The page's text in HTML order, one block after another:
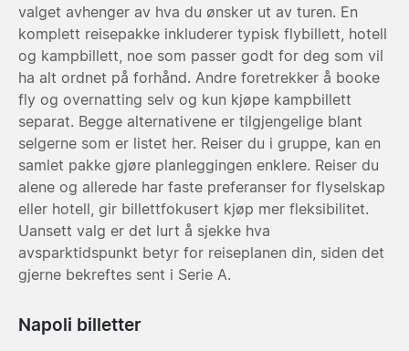
valget avhenger av hva du ønsker ut av turen. En
komplett reisepakke inkluderer typisk flybillett, hotell
og kampbillett, noe som passer godt for deg som vil
ha alt ordnet på forhånd. Andre foretrekker å booke
fly og overnatting selv og kun kjøpe kampbillett
separat. Begge alternativene er tilgjengelige blant
selgerne som er listet her. Reiser du i gruppe, kan en
samlet pakke gjøre planleggingen enklere. Reiser du
alene og allerede har faste preferanser for flyselskap
eller hotell, gir billettfokusert kjøp mer fleksibilitet.
Uansett valg er det lurt å sjekke hva
avsparktidspunkt betyr for reiseplanen din, siden det
gjerne bekreftes sent i Serie A.
Napoli billetter